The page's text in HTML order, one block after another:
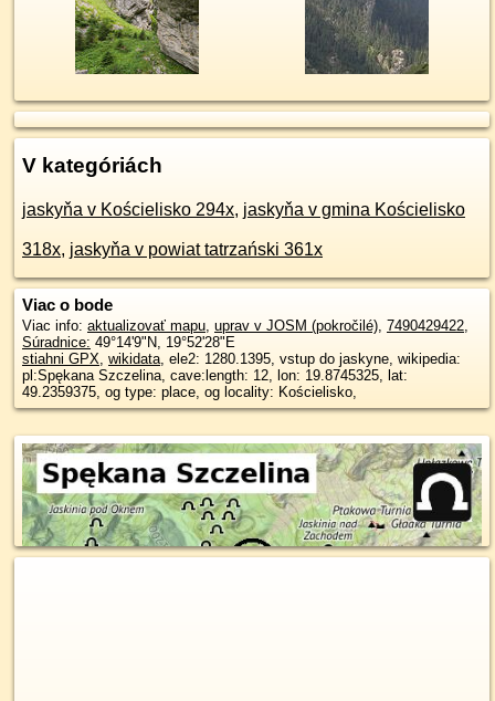
V kategóriách
jaskyňa v Kościelisko 294x, jaskyňa v gmina Kościelisko
318x, jaskyňa v powiat tatrzański 361x
Viac o bode
Viac info: aktualizovať mapu, uprav v JOSM (pokročilé), 7490429422,
Súradnice: 49°14'9"N, 19°52'28"E
stiahni GPX, wikidata, ele2: 1280.1395, vstup do jaskyne, wikipedia:
pl:Spękana Szczelina, cave:length: 12, lon: 19.8745325, lat:
49.2359375, og type: place, og locality: Kościelisko,